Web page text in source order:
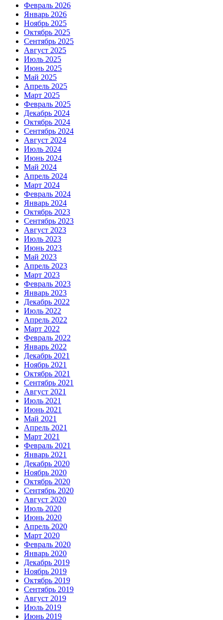
Февраль 2026
Январь 2026
Ноябрь 2025
Октябрь 2025
Сентябрь 2025
Август 2025
Июль 2025
Июнь 2025
Май 2025
Апрель 2025
Март 2025
Февраль 2025
Декабрь 2024
Октябрь 2024
Сентябрь 2024
Август 2024
Июль 2024
Июнь 2024
Май 2024
Апрель 2024
Март 2024
Февраль 2024
Январь 2024
Октябрь 2023
Сентябрь 2023
Август 2023
Июль 2023
Июнь 2023
Май 2023
Апрель 2023
Март 2023
Февраль 2023
Январь 2023
Декабрь 2022
Июль 2022
Апрель 2022
Март 2022
Февраль 2022
Январь 2022
Декабрь 2021
Ноябрь 2021
Октябрь 2021
Сентябрь 2021
Август 2021
Июль 2021
Июнь 2021
Май 2021
Апрель 2021
Март 2021
Февраль 2021
Январь 2021
Декабрь 2020
Ноябрь 2020
Октябрь 2020
Сентябрь 2020
Август 2020
Июль 2020
Июнь 2020
Апрель 2020
Март 2020
Февраль 2020
Январь 2020
Декабрь 2019
Ноябрь 2019
Октябрь 2019
Сентябрь 2019
Август 2019
Июль 2019
Июнь 2019